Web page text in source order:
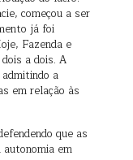
começou a ser
já foi
Fazenda e
a dois. A
a
em relação às
que as
em